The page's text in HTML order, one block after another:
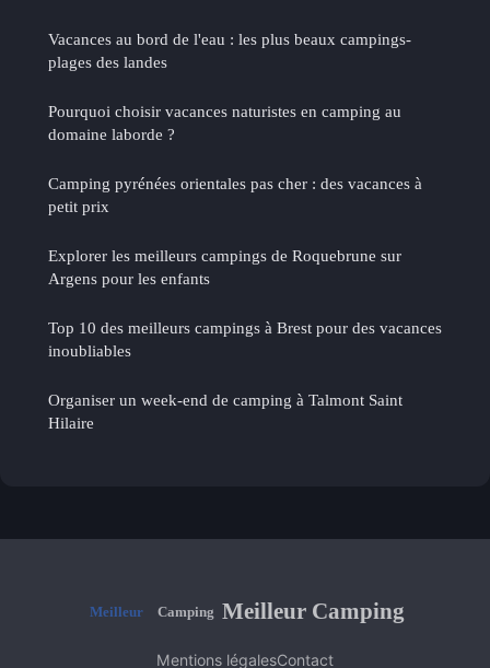
Vacances au bord de l'eau : les plus beaux campings-
plages des landes
Pourquoi choisir vacances naturistes en camping au
domaine laborde ?
Camping pyrénées orientales pas cher : des vacances à
petit prix
Explorer les meilleurs campings de Roquebrune sur
Argens pour les enfants
Top 10 des meilleurs campings à Brest pour des vacances
inoubliables
Organiser un week-end de camping à Talmont Saint
Hilaire
Meilleur Camping
Mentions légalesContact